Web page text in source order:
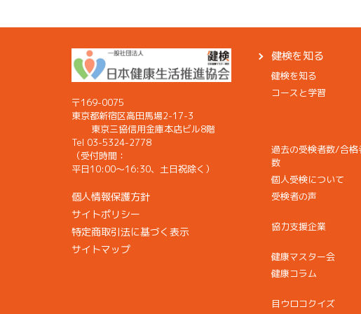
〒169-0075
東京都新宿区高田馬場2-17-3
東京三協信用金庫本店ビル8階
Tel 03-5324-2778
（受付時間：
平日10:00〜16:30、土日祝除く）
個人情報保護方針
サイトポリシー
特定商取引法に基づく表示
サイトマップ
健検を知る
健検を知る
コースと学習
過去の受検者数/合格
数
個人受検について
受検者の声
協力支援企業
健康マスター会
健康コラム
目ウロコクイズ